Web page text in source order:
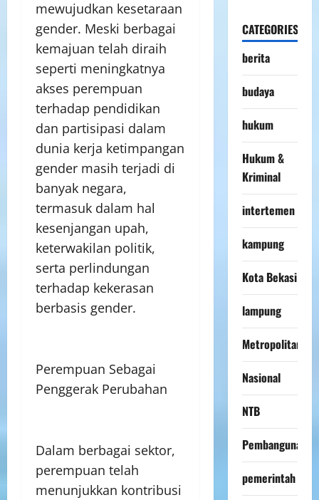
mewujudkan kesetaraan
gender. Meski berbagai
kemajuan telah diraih
seperti meningkatnya
akses perempuan
terhadap pendidikan
dan partisipasi dalam
dunia kerja ketimpangan
gender masih terjadi di
banyak negara,
termasuk dalam hal
kesenjangan upah,
keterwakilan politik,
serta perlindungan
terhadap kekerasan
berbasis gender.
Perempuan Sebagai
Penggerak Perubahan
Dalam berbagai sektor,
perempuan telah
menunjukkan kontribusi
CATEGORIES
berita
budaya
hukum
Hukum &
Kriminal
intertemen
kampung
Kota Bekasi
lampung
Metropolitan
Nasional
NTB
Pembangunan
pemerintah